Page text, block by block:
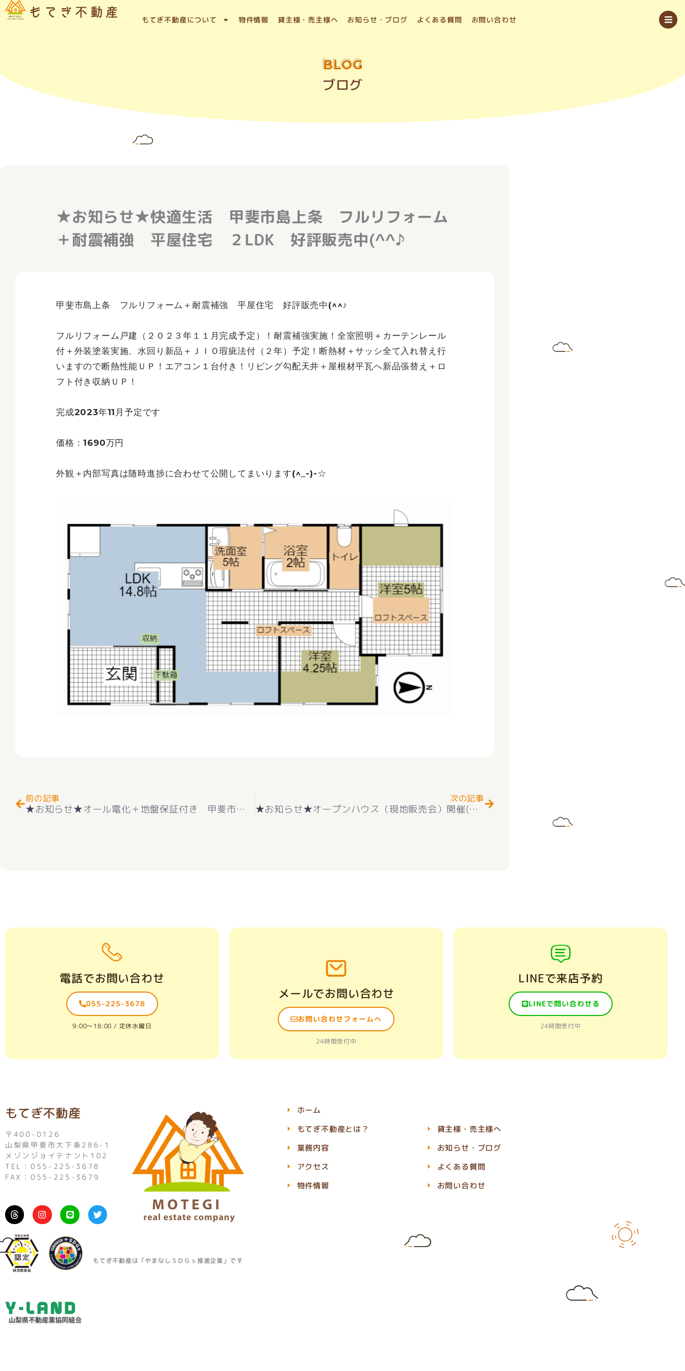
内
容
プ
もてぎ不動産について 物件情報 貸主様・売主様へ お知らせ・ブログ よくある質問 お問い合わせ
BLOG
ブログ
★お知らせ★快適生活 甲斐市島上条 フルリフォーム
＋耐震補強 平屋住宅 ２LDK 好評販売中(^^♪
甲斐市島上条 フルリフォーム＋耐震補強 平屋住宅 好評販売中(^^♪
フルリフォーム戸建（２０２３年１１月完成予定）！耐震補強実施！全室照明＋カーテンレール
付＋外装塗装実施、水回り新品＋ＪＩＯ瑕疵法付（２年）予定！断熱材＋サッシ全て入れ替え行
いますので断熱性能ＵＰ！エアコン１台付き！リビング勾配天井＋屋根材平瓦へ新品張替え＋ロ
フト付き収納ＵＰ！
完成2023年11月予定です
価格：1690万円
外観＋内部写真は随時進捗に合わせて公開してまいります(^_-)-☆
前の記事
★お知らせ★オール電化＋地盤保証付き 甲斐市下今井 新築戸建12号 耐震２×４工法 双葉西小学区 双葉中学区 好評販売中(^^♪
次の記事
★お知らせ★オープンハウス（現地販売会）開催(^^♪ ★耐震・制震の家★耐震等級3取得 新築一戸建て 甲斐市下今井 ２号棟 2階建 4ＬＤＫ 住宅性能評価付き＋耐震等級３取得 双葉西小学区＋双葉中学区 ６月１日（土）＋６月２日（日） 10時～16時開催 (^_-)-☆
電話でお問い合わせ
055-225-3678
9:00〜18:00 / 定休水曜日
メールでお問い合わせ
お問い合わせフォームへ
24時間受付中
LINEで来店予約
LINEで問い合わせる
24時間受付中
もてぎ不動産
〒400-0126
山梨県甲斐市大下条286-1
メゾンジョイテナント102
TEL：055-225-3678
FAX：055-225-3679
I
n
s
L
i
n
e
T
w
i
r
もてぎ不動産は「やまなしＳＤＧｓ推進企業」です
ホーム
もてぎ不動産とは？
業務内容
アクセス
物件情報
貸主様・売主様へ
お知らせ・ブログ
よくある質問
お問い合わせ